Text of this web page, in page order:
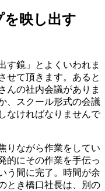
を映し出す
す鏡」とよくいわれま
せて頂きます。あると
んの社内会議がありま
、スクール形式の会議
なければなりませんで
りながら作業をしてい
的にその作業を手伝っ
う間に完了。時間が余
とき橋口社長は、別の